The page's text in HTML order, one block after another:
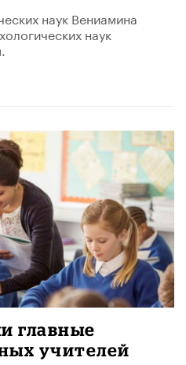
наук Вениамина
наук
главные
учителей